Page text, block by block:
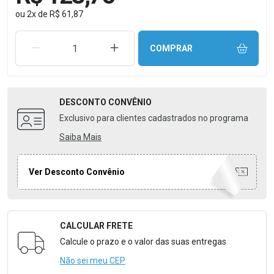
ou 2xde R$ 61,87
REMOVER UMA UNIDADEAUMENTAR UMA UNIDADE
COMPRAR
DESCONTO CONVÊNIO
Exclusivo para clientes cadastrados no programa
Saiba Mais
Ver Desconto Convênio
Formulário para Calcular o Frete
CALCULAR FRETE
Calcule o prazo e o valor das suas entregas
Não sei meu CEP